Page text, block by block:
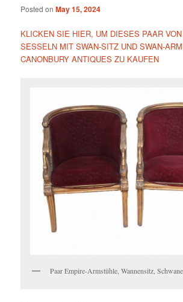
Posted onMay 15, 2024
KLICKEN SIE HIER, UM DIESES PAAR
SESSELN MIT SWAN-SITZ UND SWAN-
CANONBURY ANTIQUES ZU KAUFEN
Paar Empire-Armstühle, Wannensitz,